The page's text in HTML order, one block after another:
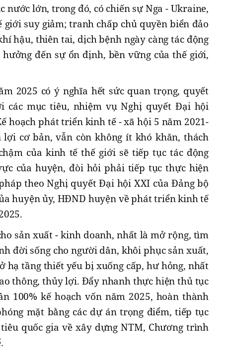
nước lớn, trong đó, có chiến sự Nga - Ukraine,
suy giảm; tranh chấp chủ quyền biển đảo
hậu, thiên tai, dịch bệnh ngày càng tác động
đến sự ổn định, bền vững của thế giới,
2025 có ý nghĩa hết sức quan trọng, quyết
các mục tiêu, nhiệm vụ Nghị quyết Đại hội
hoạch phát triển kinh tế - xã hội 5 năm 2021-
lợi cơ bản, vẫn còn không ít khó khăn, thách
của kinh tế thế giới sẽ tiếp tục tác động
của huyện, đòi hỏi phải tiếp tục thực hiện
theo Nghị quyết Đại hội XXI của Đảng bộ
huyện ủy, HĐND huyện về phát triển kinh tế
sản xuất - kinh doanh, nhất là mở rộng, tìm
đời sống cho người dân, khôi phục sản xuất,
hạ tầng thiết yếu bị xuống cấp, hư hỏng, nhất
thông, thủy lợi. Đẩy nhanh thực hiện thủ tục
100% kế hoạch vốn năm 2025, hoàn thành
mặt bằng các dự án trọng điểm, tiếp tục
quốc gia về xây dựng NTM, Chương trình